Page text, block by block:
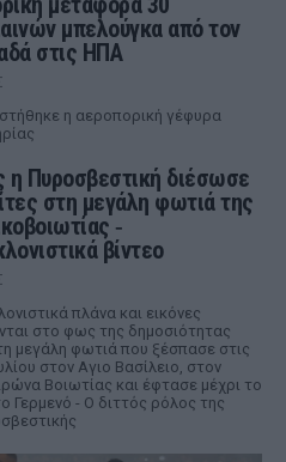
μπελούγκα από τον
στις ΗΠΑ
η αεροπορική γέφυρα
Πυροσβεστική διέσωσε
στη μεγάλη φωτιά της
‑
βίντεο
πλάνα και εικόνες
στο φως της δημοσιότητας
μεγάλη φωτιά που ξέσπασε στις
στον Αγιο Βασίλειο, στον
Βοιωτίας και έφτασε μέχρι το
Γερμενό - Ο διττός ρόλος της